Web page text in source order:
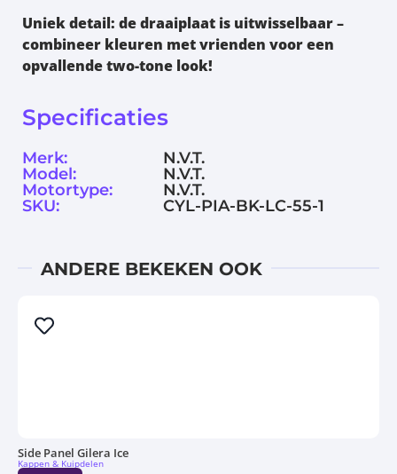
Uniek detail: de draaiplaat is uitwisselbaar –
combineer kleuren met vrienden voor een
opvallendetwo-tone look!
Specificaties
Merk:
N.V.T.
Model:
N.V.T.
Motortype:
N.V.T.
SKU:
CYL-PIA-BK-LC-55-1
ANDERE BEKEKEN OOK
Side Panel Gilera Ice
Kappen & Kuipdelen